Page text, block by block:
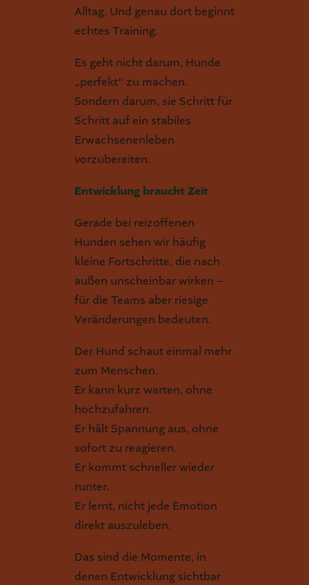
Alltag. Und genau dort beginnt
echtes Training.
Es geht nicht darum, Hunde
„perfekt“ zu machen.
Sondern darum, sie Schritt für
Schritt auf ein stabiles
Erwachsenenleben
vorzubereiten.
Entwicklung braucht Zeit
Gerade bei reizoffenen
Hunden sehen wir häufig
kleine Fortschritte, die nach
außen unscheinbar wirken –
für die Teams aber riesige
Veränderungen bedeuten.
Der Hund schaut einmal mehr
zum Menschen.
Er kann kurz warten, ohne
hochzufahren.
Er hält Spannung aus, ohne
sofort zu reagieren.
Er kommt schneller wieder
runter.
Er lernt, nicht jede Emotion
direkt auszuleben.
Das sind die Momente, in
denen Entwicklung sichtbar